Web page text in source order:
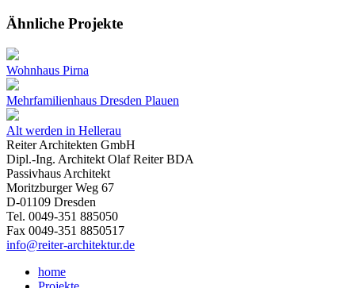
Ähnliche Projekte
Wohnhaus Pirna
Mehrfamilienhaus Dresden Plauen
Alt werden in Hellerau
Reiter Architekten GmbH
Dipl.-Ing. Architekt Olaf Reiter BDA
Passivhaus Architekt
Moritzburger Weg 67
D-01109 Dresden
Tel. 0049-351 885050
Fax 0049-351 8850517
info@reiter-architektur.de
home